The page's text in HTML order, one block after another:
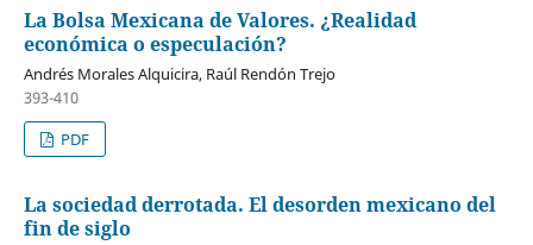
La Bolsa Mexicana de Valores. ¿Realidad
económica o especulación?
Andrés Morales Alquicira, Raúl Rendón Trejo
393-410
PDF
La sociedad derrotada. El desorden mexicano del
fin de siglo